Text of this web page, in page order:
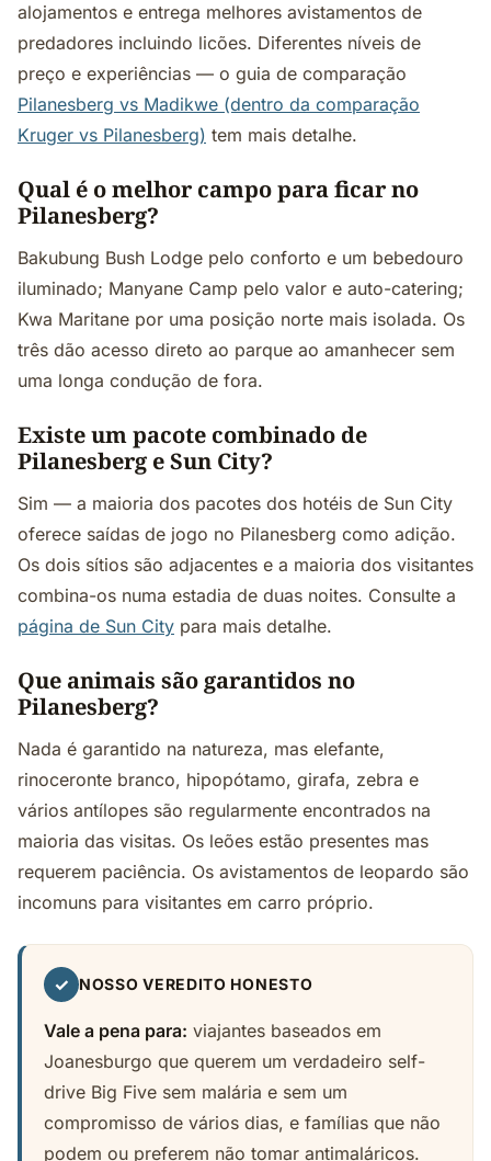
alojamentos e entrega melhores avistamentos de
predadores incluindo licões. Diferentes níveis de
preço e experiências — o guia de comparação
Pilanesberg vs Madikwe (dentro da comparação
Kruger vs Pilanesberg) tem mais detalhe.
Qual é o melhor campo para ficar no
Pilanesberg?
Bakubung Bush Lodge pelo conforto e um bebedouro
iluminado; Manyane Camp pelo valor e auto-catering;
Kwa Maritane por uma posição norte mais isolada. Os
três dão acesso direto ao parque ao amanhecer sem
uma longa condução de fora.
Existe um pacote combinado de
Pilanesberg e Sun City?
Sim — a maioria dos pacotes dos hotéis de Sun City
oferece saídas de jogo no Pilanesberg como adição.
Os dois sítios são adjacentes e a maioria dos visitantes
combina-os numa estadia de duas noites. Consulte a
página de Sun City para mais detalhe.
Que animais são garantidos no
Pilanesberg?
Nada é garantido na natureza, mas elefante,
rinoceronte branco, hipopótamo, girafa, zebra e
vários antílopes são regularmente encontrados na
maioria das visitas. Os leões estão presentes mas
requerem paciência. Os avistamentos de leopardo são
incomuns para visitantes em carro próprio.
✓ NOSSO VEREDITO HONESTO
Vale a pena para: viajantes baseados em
Joanesburgo que querem um verdadeiro self-
drive Big Five sem malária e sem um
compromisso de vários dias, e famílias que não
podem ou preferem não tomar antimaláricos.